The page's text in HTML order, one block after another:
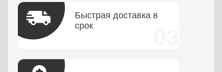
Быстрая доставка в
срок